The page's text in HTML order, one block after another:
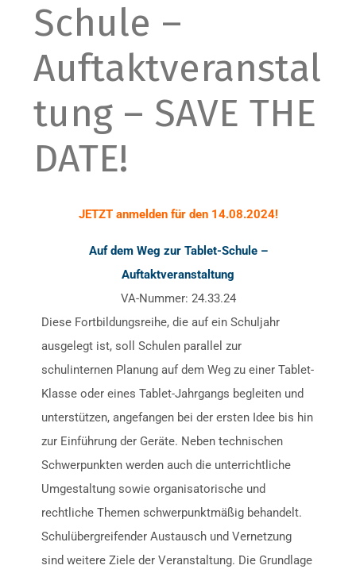
Schule –
Auftaktveranstal
tung – SAVE THE
DATE!
JETZT anmelden für den 14.08.2024!
Auf dem Weg zur Tablet-Schule –
Auftaktveranstaltung
VA-Nummer: 24.33.24
Diese Fortbildungsreihe, die auf ein Schuljahr
ausgelegt ist, soll Schulen parallel zur
schulinternen Planung auf dem Weg zu einer Tablet-
Klasse oder eines Tablet-Jahrgangs begleiten und
unterstützen, angefangen bei der ersten Idee bis hin
zur Einführung der Geräte. Neben technischen
Schwerpunkten werden auch die unterrichtliche
Umgestaltung sowie organisatorische und
rechtliche Themen schwerpunktmäßig behandelt.
Schulübergreifender Austausch und Vernetzung
sind weitere Ziele der Veranstaltung. Die Grundlage